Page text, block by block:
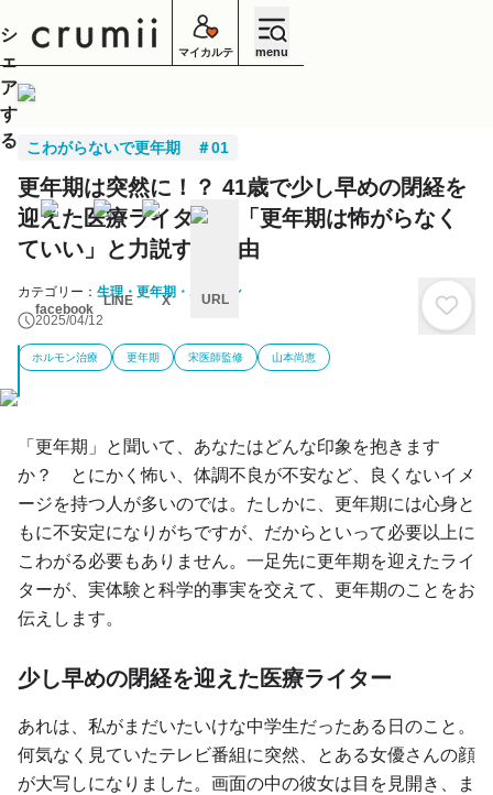
マイカルテ menu
こわがらないで更年期 ＃01
更年期は突然に！？ 41歳で少し早めの閉経を
迎えた医療ライターが「更年期は怖がらなく
ていい」と力説する理由
カテゴリー： 生理・更年期・ホルモン
2025/04/12
ホルモン治療 更年期 宋医師監修 山本尚恵
「更年期」と聞いて、あなたはどんな印象を抱きます
か？ とにかく怖い、体調不良が不安など、良くないイメ
ージを持つ人が多いのでは。たしかに、更年期には心身と
もに不安定になりがちですが、だからといって必要以上に
こわがる必要もありません。一足先に更年期を迎えたライ
ターが、実体験と科学的事実を交えて、更年期のことをお
伝えします。
少し早めの閉経を迎えた医療ライター
あれは、私がまだいたいけな中学生だったある日のこと。
何気なく見ていたテレビ番組に突然、とある女優さんの顔
が大写しになりました。画面の中の彼女は目を見開き、ま
シ
ェ
ア
す
る
facebook
LINE X URL
キ
ャ
ン
セ
ル